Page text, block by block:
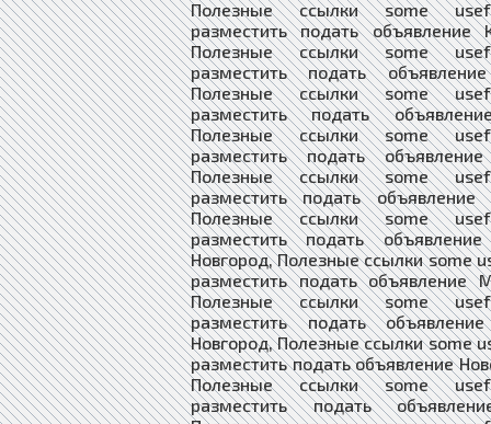
Полезные ссылки some
разместить подать объявление
Полезные ссылки some
разместить подать
Полезные ссылки some
разместить подать
Полезные ссылки some
разместить подать
Полезные ссылки some
разместить подать объявление
Полезные ссылки some
разместить подать
Новгород, Полезные ссылки some
разместить подать объявление
Полезные ссылки some
разместить подать
Новгород, Полезные ссылки some
разместить подать объявление
Полезные ссылки some
разместить подать